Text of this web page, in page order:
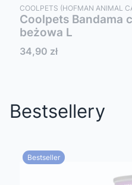
PRODUCENT
COOLPETS (HOFMAN ANIMAL
Coolpets Bandama
beżowa L
Cena
34,90 zł
Bestsellery
Bestseller